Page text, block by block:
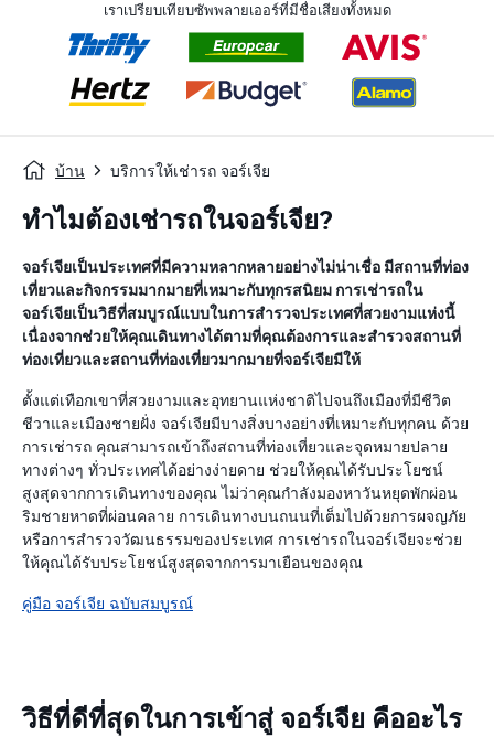
เราเปรียบเทียบซัพพลายเออร์ที่มีชื่อเสียงทั้งหมด
บ้าน บริการให้เช่ารถ จอร์เจีย
ทำไมต้องเช่ารถในจอร์เจีย?
จอร์เจียเป็นประเทศที่มีความหลากหลายอย่างไม่น่าเชื่อ มีสถานที่ท่อง
เที่ยวและกิจกรรมมากมายที่เหมาะกับทุกรสนิยม การเช่ารถใน
จอร์เจียเป็นวิธีที่สมบูรณ์แบบในการสำรวจประเทศที่สวยงามแห่งนี้
เนื่องจากช่วยให้คุณเดินทางได้ตามที่คุณต้องการและสำรวจสถานที่
ท่องเที่ยวและสถานที่ท่องเที่ยวมากมายที่จอร์เจียมีให้
ตั้งแต่เทือกเขาที่สวยงามและอุทยานแห่งชาติไปจนถึงเมืองที่มีชีวิต
ชีวาและเมืองชายฝั่ง จอร์เจียมีบางสิ่งบางอย่างที่เหมาะกับทุกคน ด้วย
การเช่ารถ คุณสามารถเข้าถึงสถานที่ท่องเที่ยวและจุดหมายปลาย
ทางต่างๆ ทั่วประเทศได้อย่างง่ายดาย ช่วยให้คุณได้รับประโยชน์
สูงสุดจากการเดินทางของคุณ ไม่ว่าคุณกำลังมองหาวันหยุดพักผ่อน
ริมชายหาดที่ผ่อนคลาย การเดินทางบนถนนที่เต็มไปด้วยการผจญภัย
หรือการสำรวจวัฒนธรรมของประเทศ การเช่ารถในจอร์เจียจะช่วย
ให้คุณได้รับประโยชน์สูงสุดจากการมาเยือนของคุณ
คู่มือ จอร์เจีย ฉบับสมบูรณ์
วิธีที่ดีที่สุดในการเข้าสู่ จอร์เจีย คืออะไร